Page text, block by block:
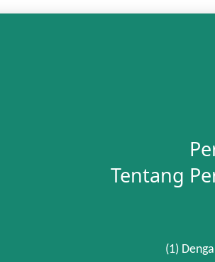
Tentang
(1)